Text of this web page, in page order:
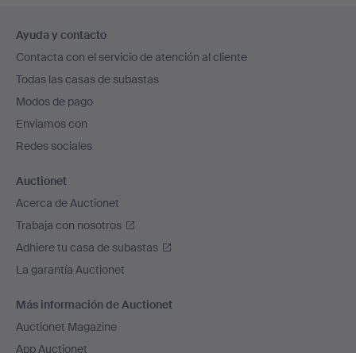
en
el
pie
de
página
Ayuda y contacto
Contacta con el servicio de atención al cliente
Todas las casas de subastas
Modos de pago
Enviamos con
Redes sociales
Auctionet
Acerca de Auctionet
Trabaja con nosotros
Adhiere tu casa de subastas
La garantía Auctionet
Más información de Auctionet
Auctionet Magazine
App Auctionet